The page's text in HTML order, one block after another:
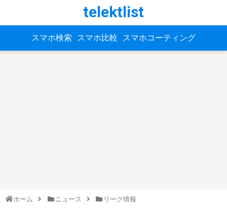
telektlist
スマホ検索 スマホ比較 スマホコーティング
ホーム ニュース リーク情報